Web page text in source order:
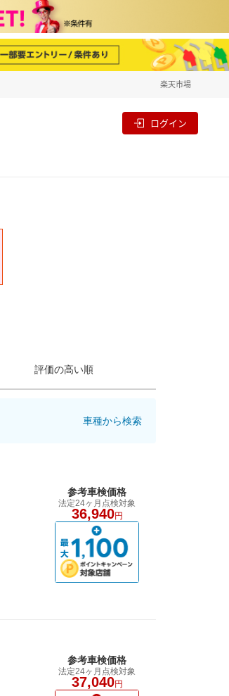
楽天市場
ログイン
評価の高い順
車種から検索
参考車検価格
法定24ヶ月点検対象
36,940円
参考車検価格
法定24ヶ月点検対象
37,040円